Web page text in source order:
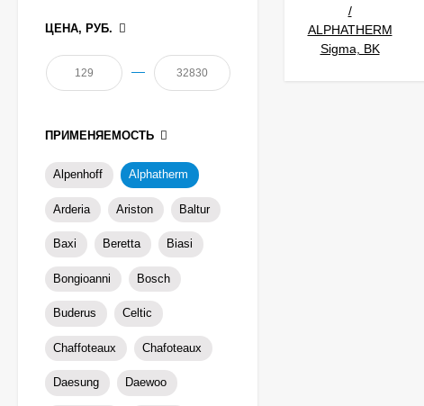
ЦЕНА, РУБ.
—
ПРИМЕНЯЕМОСТЬ
Alpenhoff Alphatherm
Arderia Ariston Baltur
Baxi Beretta Biasi
Bongioanni Bosch
Buderus Celtic
Chaffoteaux Chafoteaux
Daesung Daewoo